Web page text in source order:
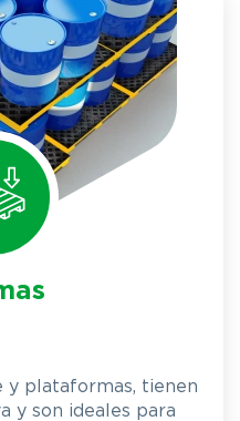
y plataformas, tienen
y son ideales para